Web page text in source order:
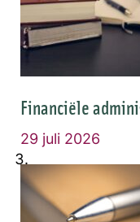
Financiële
29 juli 2026